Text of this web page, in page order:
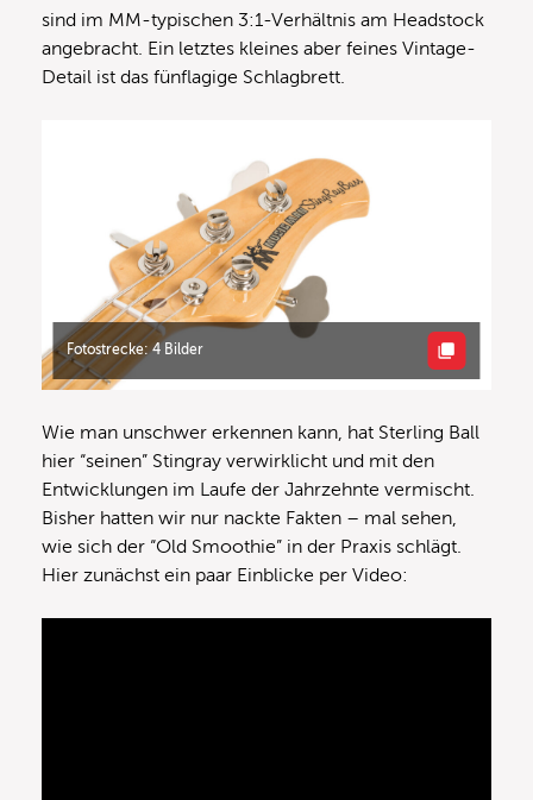
sind im MM-typischen 3:1-Verhältnis am Headstock
angebracht. Ein letztes kleines aber feines Vintage-
Detail ist das fünflagige Schlagbrett.
Fotostrecke: 4 Bilder
Wie man unschwer erkennen kann, hat Sterling Ball
hier “seinen” Stingray verwirklicht und mit den
Entwicklungen im Laufe der Jahrzehnte vermischt.
Bisher hatten wir nur nackte Fakten – mal sehen,
wie sich der “Old Smoothie” in der Praxis schlägt.
Hier zunächst ein paar Einblicke per Video: